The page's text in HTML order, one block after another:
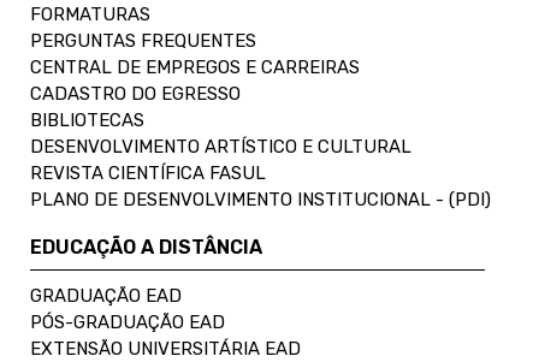
FORMATURAS
PERGUNTAS FREQUENTES
CENTRAL DE EMPREGOS E CARREIRAS
CADASTRO DO EGRESSO
BIBLIOTECAS
DESENVOLVIMENTO ARTÍSTICO E CULTURAL
REVISTA CIENTÍFICA FASUL
PLANO DE DESENVOLVIMENTO INSTITUCIONAL - (PDI)
EDUCAÇÃO A DISTÂNCIA
GRADUAÇÃO EAD
PÓS-GRADUAÇÃO EAD
EXTENSÃO UNIVERSITÁRIA EAD